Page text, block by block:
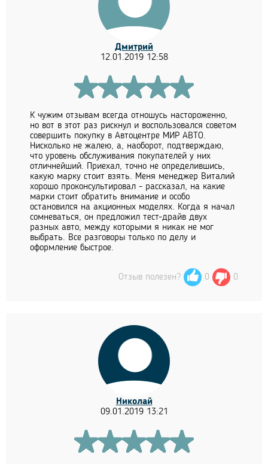
Дмитрий
12.01.2019 12:58
К чужим отзывам всегда отношусь настороженно,
но вот в этот раз рискнул и воспользовался советом
совершить покупку в Автоцентре МИР АВТО.
Нисколько не жалею, а, наоборот, подтверждаю,
что уровень обслуживания покупателей у них
отличнейший. Приехал, точно не определившись,
какую марку стоит взять. Меня менеджер Виталий
хорошо проконсультировал - рассказал, на какие
марки стоит обратить внимание и особо
остановился на акционных моделях. Когда я начал
сомневаться, он предложил тест-драйв двух
разных авто, между которыми я никак не мог
выбрать. Все разговоры только по делу и
оформление быстрое.
Отзыв полезен? 0 0
Николай
09.01.2019 13:21